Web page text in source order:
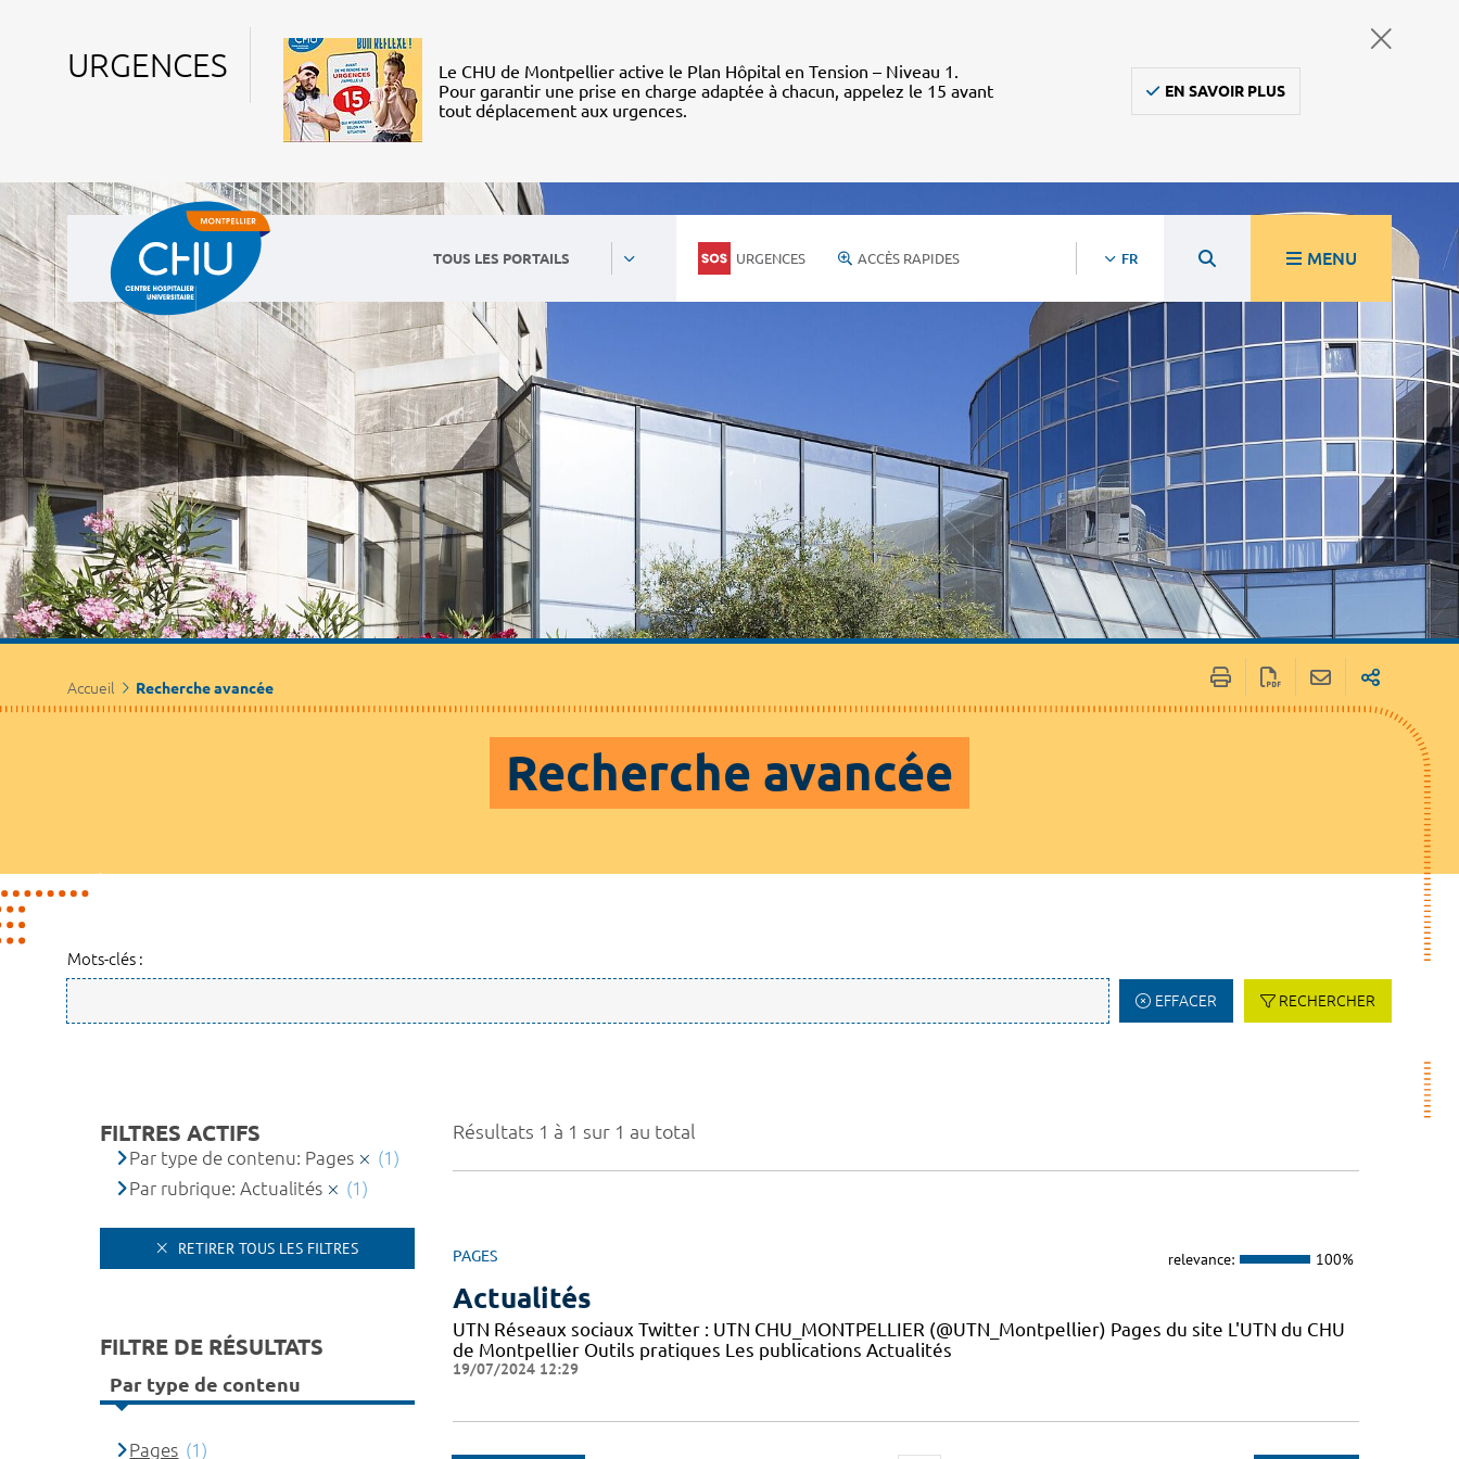
URGENCES
Le CHU de Montpellier active le Plan Hôpital en Tension – Niveau 1.
Pour garantir une prise en charge adaptée à chacun, appelez le 15 avant
tout déplacement aux urgences.
EN SAVOIR PLUS
TOUS LES PORTAILS URGENCES ACCÈS RAPIDES FR MENU
Accueil Recherche avancée
Recherche avancée
Mots-clés :
EFFACER RECHERCHER
Résultats 1 à 1 sur 1 au total
PAGES relevance: 100%
Actualités
UTN Réseaux sociaux Twitter : UTN CHU_MONTPELLIER (@UTN_Montpellier) Pages du site L'UTN du CHU
de Montpellier Outils pratiques Les publications Actualités
19/07/2024 12:29
FILTRES ACTIFS
Par type de contenu: Pages
(1)
Par rubrique: Actualités
(1)
RETIRER TOUS LES FILTRES
FILTRE DE RÉSULTATS
Par type de contenu
Pages (1)